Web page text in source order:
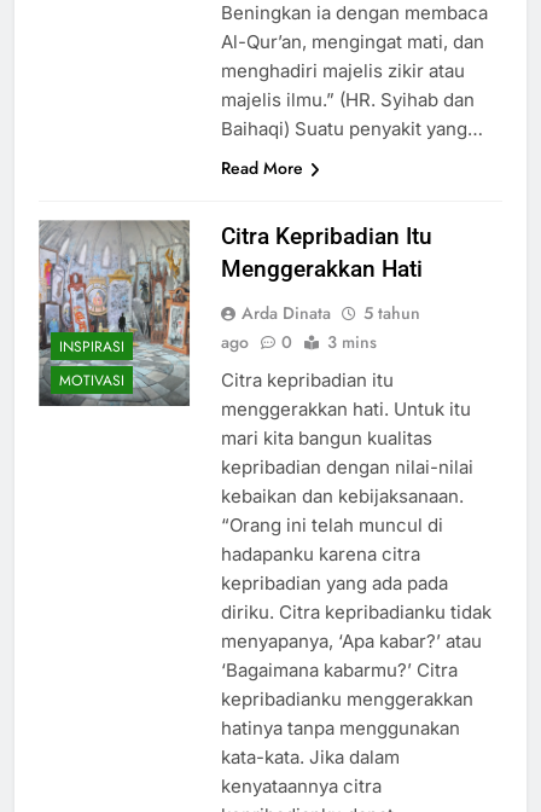
Beningkan ia dengan membaca
Al-Qur’an, mengingat mati, dan
menghadiri majelis zikir atau
majelis ilmu.” (HR. Syihab dan
Baihaqi) Suatu penyakit yang…
Read More
INSPIRASI
MOTIVASI
Citra Kepribadian Itu
Menggerakkan Hati
Arda Dinata
5 tahun
ago
0 3 mins
Citra kepribadian itu
menggerakkan hati. Untuk itu
mari kita bangun kualitas
kepribadian dengan nilai-nilai
kebaikan dan kebijaksanaan.
“Orang ini telah muncul di
hadapanku karena citra
kepribadian yang ada pada
diriku. Citra kepribadianku tidak
menyapanya, ‘Apa kabar?’ atau
‘Bagaimana kabarmu?’ Citra
kepribadianku menggerakkan
hatinya tanpa menggunakan
kata-kata. Jika dalam
kenyataannya citra